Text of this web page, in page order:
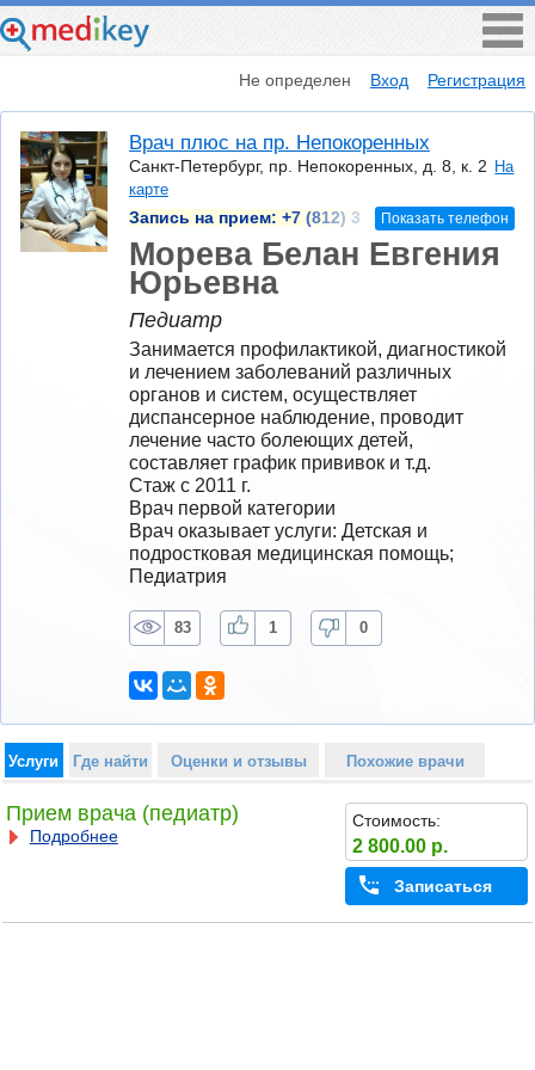
Не определен Вход Регистрация
Врач плюс на пр. Непокоренных
Санкт-Петербург, пр. Непокоренных, д. 8, к. 2 На
карте
Запись на прием: +7 (812) 3 Показать телефон
Морева Белан Евгения
Юрьевна
Педиатр
Занимается профилактикой, диагностикой
и лечением заболеваний различных
органов и систем, осуществляет
диспансерное наблюдение, проводит
лечение часто болеющих детей,
составляет график прививок и т.д.
Стаж с 2011 г.
Врач первой категории
Врач оказывает услуги: Детская и
подростковая медицинская помощь;
Педиатрия
83 1 0
Услуги Где найти Оценки и отзывы Похожие врачи
Прием врача (педиатр)
Подробнее
Стоимость:
2 800.00 р.
Записаться